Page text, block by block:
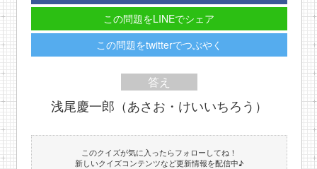
この問題をLINEでシェア
この問題をtwitterでつぶやく
答え
浅尾慶一郎（あさお・けいいちろう）
このクイズが気に入ったらフォローしてね！
新しいクイズコンテンツなど更新情報を配信中♪